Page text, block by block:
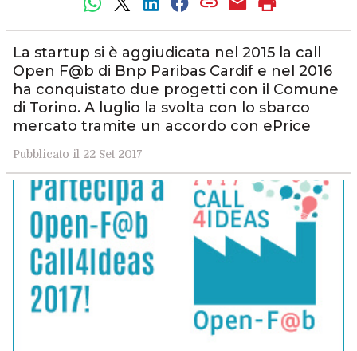
La startup si è aggiudicata nel 2015 la call
Open F@b di Bnp Paribas Cardif e nel 2016
ha conquistato due progetti con il Comune
di Torino. A luglio la svolta con lo sbarco
mercato tramite un accordo con ePrice
Pubblicato il 22 Set 2017